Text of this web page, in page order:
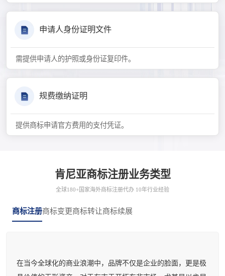
申请人身份证明文件
需提供申请人的护照或身份证复印件。
规费缴纳证明
提供商标申请官方费用的支付凭证。
肯尼亚商标注册业务类型
全球180+国家海外商标注册代办 10年行业经验
商标注册商标变更商标转让商标续展
在当今全球化的商业浪潮中，品牌不仅是企业的脸面，更是极